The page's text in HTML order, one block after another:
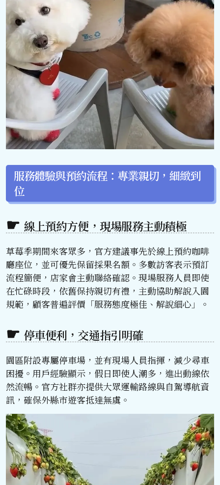
服務體驗與預約流程：專業親切，細緻到
位
線上預約方便，現場服務主動積極
草莓季期間來客眾多，官方建議事先於線上預約咖啡
廳座位，並可優先保留採果名額。多數訪客表示預訂
流程簡便，店家會主動聯絡確認。現場服務人員即使
在忙碌時段，依舊保持親切有禮，主動協助解說入園
規範，顧客普遍評價「服務態度極佳、解說細心」。
停車便利，交通指引明確
園區附設專屬停車場，並有現場人員指揮，減少尋車
困擾。用戶經驗顯示，假日即使人潮多，進出動線依
然流暢。官方社群亦提供大眾運輸路線與自駕導航資
訊，確保外縣市遊客抵達無虞。